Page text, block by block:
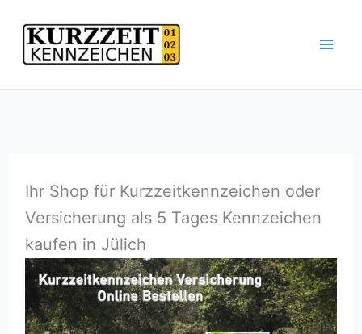
Inhalt
springen
Ihr Shop für Kurzzeitkennzeichen oder
Versicherung als 5 Tages Kennzeichen
kaufen in Jülich